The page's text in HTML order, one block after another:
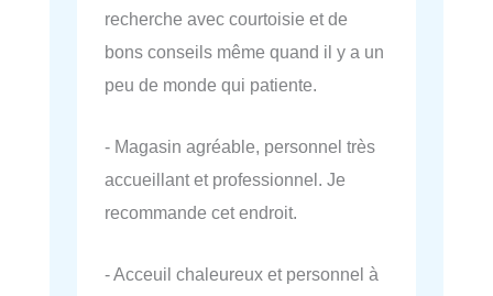
recherche avec courtoisie et de
bons conseils même quand il y a un
peu de monde qui patiente.
- Magasin agréable, personnel très
accueillant et professionnel. Je
recommande cet endroit.
- Acceuil chaleureux et personnel à